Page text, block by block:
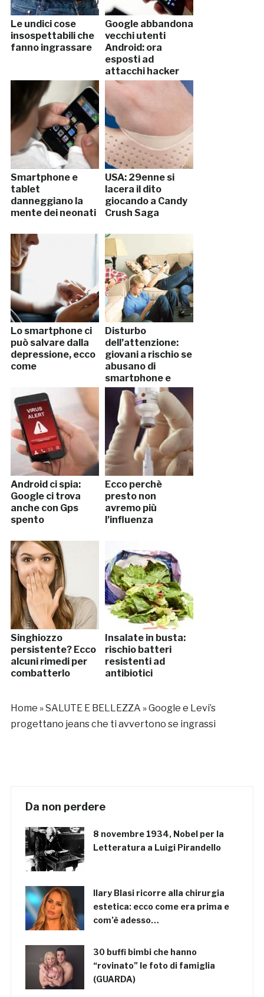
Le undici cose
insospettabili che
fanno ingrassare
Google abbandona
vecchi utenti
Android: ora
esposti ad
attacchi hacker
Smartphone e
tablet
danneggiano la
mente dei neonati
USA: 29enne si
lacera il dito
giocando a Candy
Crush Saga
Lo smartphone ci
può salvare dalla
depressione, ecco
come
Disturbo
dell’attenzione:
giovani a rischio se
abusano di
smartphone e
tablet
Android ci spia:
Google ci trova
anche con Gps
spento
Ecco perchè
presto non
avremo più
l’influenza
Singhiozzo
persistente? Ecco
alcuni rimedi per
combatterlo
Insalate in busta:
rischio batteri
resistenti ad
antibiotici
Home »SALUTE E BELLEZZA »Google e Levi’s
progettano jeans che ti avvertono se ingrassi
Da non perdere
8 novembre 1934, Nobel per la
Letteratura a Luigi Pirandello
Ilary Blasi ricorre alla chirurgia
estetica: ecco come era prima e
com’è adesso…
30 buffi bimbi che hanno
“rovinato” le foto di famiglia
(GUARDA)